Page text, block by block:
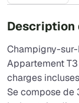
Description
Champigny-sur-
Appartement
charges
Se compose de